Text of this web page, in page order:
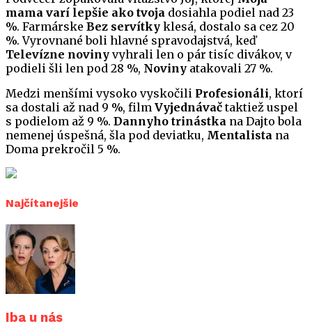
mama varí lepšie ako tvoja dosiahla podiel nad 23
%. Farmárske Bez servítky klesá, dostalo sa cez 20
%. Vyrovnané boli hlavné spravodajstvá, keď
Televízne noviny vyhrali len o pár tisíc divákov, v
podieli šli len pod 28 %, Noviny atakovali 27 %.
Medzi menšími vysoko vyskočili Profesionáli, ktorí
sa dostali až nad 9 %, film Vyjednávačtaktiež uspel
s podielom až 9 %. Dannyho trinástka na Dajto bola
nemenej úspešná, šla pod deviatku, Mentalista na
Doma prekročil 5 %.
Najčítanejšie
Iba u nás